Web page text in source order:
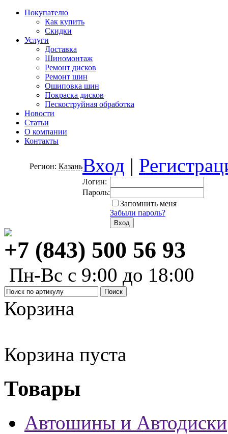
Покупателю
Как купить
Скидки
Услуги
Доставка
Шиномонтаж
Ремонт дисков
Ремонт шин
Ошиповка шин
Покраска дисков
Пескоструйная обработка
Новости
Статьи
О компании
Контакты
Регион: КазаньВход |
Логин:
Пароль:
Запомнить меня
Забыли пароль?
+7 (843) 500 56 93
Пн-Вс с 9:00 до 18:00
Корзина
Корзина пуста
Товары
Автошины и Автодиски